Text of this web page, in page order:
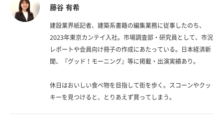
藤谷 有希
建設業界紙記者、建築系書籍の編集業務に従事したのち、
2023年東京カンテイ入社。市場調査部・研究員として、市況
レポートや会員向け冊子の作成にあたっている。日本経済新
聞、『グッド！モーニング』等に掲載・出演実績あり。
休日はおいしい食べ物を目指して街を歩く。スコーンやクッ
キーを見つけると、とりあえず買ってしまう。